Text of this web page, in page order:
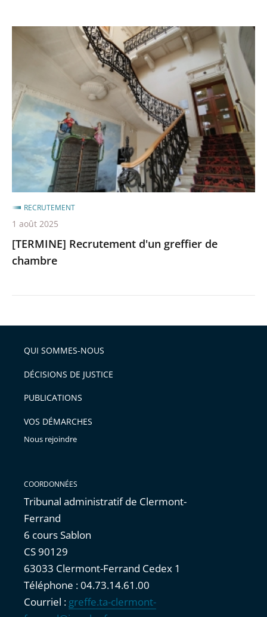
Recrutement
greffier
de
chambre
[TERMINE] Recrutement d'un greffier de
chambre
RECRUTEMENT
1 août 2025
QUI SOMMES-NOUS
DÉCISIONS DE JUSTICE
PUBLICATIONS
VOS DÉMARCHES
Nous rejoindre
COORDONNÉES
Tribunal administratif de Clermont-
Ferrand
6 cours Sablon
CS 90129
63033 Clermont-Ferrand Cedex 1
Téléphone : 04.73.14.61.00
Courriel : greffe.ta-clermont-